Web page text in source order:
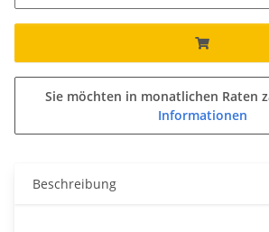
Sie möchten in monatlichen Raten
Informationen
Beschreibung